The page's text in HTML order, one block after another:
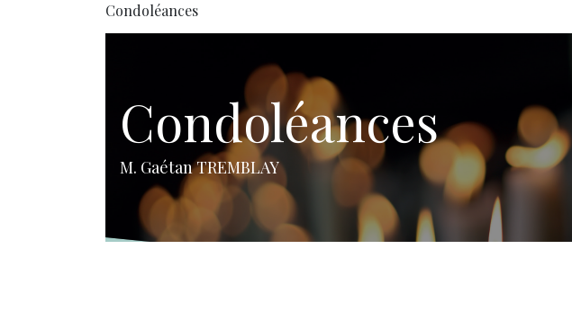
Condoléances
Condoléances
M. Gaétan TREMBLAY